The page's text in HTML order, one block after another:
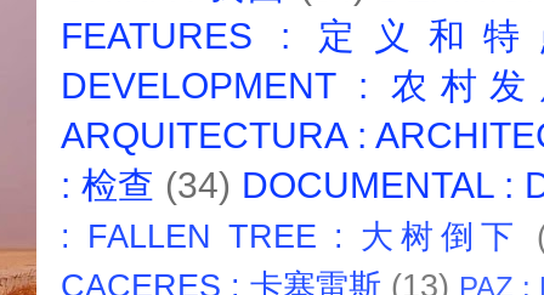
FEATURES : 定义和
DEVELOPMENT : 农村
ARQUITECTURA :
: 检查 (34) DOCUMENTAL :
: FALLEN TREE : 大树倒下
CACERES : 卡塞雷斯 (13) PAZ :